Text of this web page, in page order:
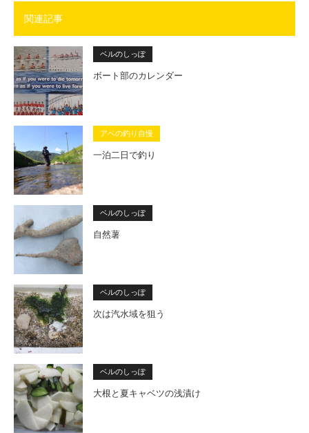
関連記事
ベルのしっぽ
ボート部のカレンダー
アベの釣り自慢
一泊二日で釣り
ベルのしっぽ
自然薯
ベルのしっぽ
次は汽水域を狙う
ベルのしっぽ
大根と夏キャベツの浅漬け